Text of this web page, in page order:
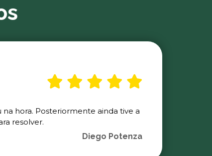
hora. Posteriormente ainda tive a
resolver.
Diego Potenza